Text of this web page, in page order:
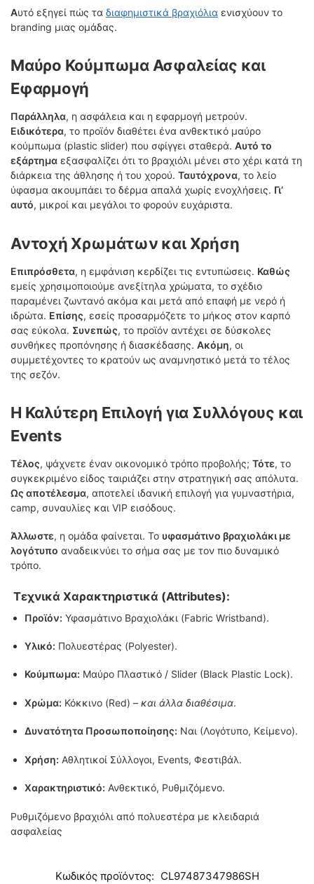
Αυτό εξηγεί πώς τα διαφημιστικά βραχιόλια ενισχύουν το
branding μιας ομάδας.
Μαύρο Κούμπωμα Ασφαλείας και
Εφαρμογή
Παράλληλα, η ασφάλεια και η εφαρμογή μετρούν.
Ειδικότερα, το προϊόν διαθέτει ένα ανθεκτικό μαύρο
κούμπωμα (plastic slider) που σφίγγει σταθερά. Αυτό το
εξάρτημα εξασφαλίζει ότι το βραχιόλι μένει στο χέρι κατά τη
διάρκεια της άθλησης ή του χορού. Ταυτόχρονα, το λείο
ύφασμα ακουμπάει το δέρμα απαλά χωρίς ενοχλήσεις. Γι’
αυτό, μικροί και μεγάλοι το φορούν ευχάριστα.
Αντοχή Χρωμάτων και Χρήση
Επιπρόσθετα, η εμφάνιση κερδίζει τις εντυπώσεις. Καθώς
εμείς χρησιμοποιούμε ανεξίτηλα χρώματα, το σχέδιο
παραμένει ζωντανό ακόμα και μετά από επαφή με νερό ή
ιδρώτα. Επίσης, εσείς προσαρμόζετε το μήκος στον καρπό
σας εύκολα. Συνεπώς, το προϊόν αντέχει σε δύσκολες
συνθήκες προπόνησης ή διασκέδασης. Ακόμη, οι
συμμετέχοντες το κρατούν ως αναμνηστικό μετά το τέλος
της σεζόν.
Η Καλύτερη Επιλογή για Συλλόγους και
Events
Τέλος, ψάχνετε έναν οικονομικό τρόπο προβολής; Τότε, το
συγκεκριμένο είδος ταιριάζει στην στρατηγική σας απόλυτα.
Ως αποτέλεσμα, αποτελεί ιδανική επιλογή για γυμναστήρια,
camp, συναυλίες και VIP εισόδους.
Άλλωστε, η ομάδα φαίνεται. Το υφασμάτινο βραχιολάκι με
λογότυπο αναδεικνύει το σήμα σας με τον πιο δυναμικό
τρόπο.
Τεχνικά Χαρακτηριστικά (Attributes):
Προϊόν: Υφασμάτινο Βραχιολάκι (Fabric Wristband).
Υλικό: Πολυεστέρας (Polyester).
Κούμπωμα: Μαύρο Πλαστικό / Slider (Black Plastic Lock).
Χρώμα: Κόκκινο (Red) – και άλλα διαθέσιμα.
Δυνατότητα Προσωποποίησης: Ναι (Λογότυπο, Κείμενο).
Χρήση: Αθλητικοί Σύλλογοι, Events, Φεστιβάλ.
Χαρακτηριστικό: Ανθεκτικό, Ρυθμιζόμενο.
Ρυθμιζόμενο βραχιόλι από πολυεστέρα με κλειδαριά
ασφαλείας
Κωδικός προϊόντος: CL97487347986SH